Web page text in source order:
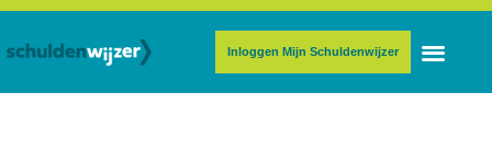
Inloggen Mijn Schuldenwijzer